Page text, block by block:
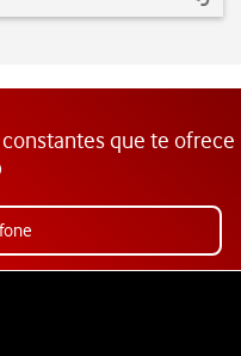
que te ofrece
Vodafone